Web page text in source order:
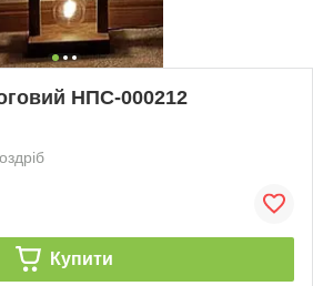
НПС-000212
Купити